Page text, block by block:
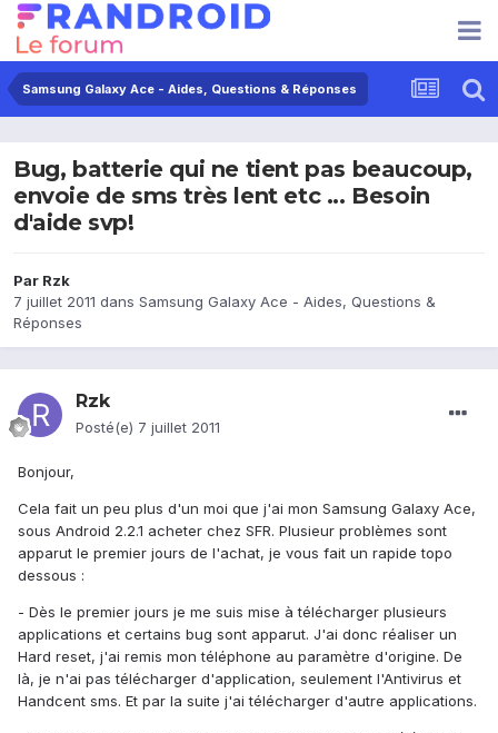
Samsung Galaxy Ace - Aides, Questions & Réponses
Bug, batterie qui ne tient pas beaucoup,
envoie de sms très lent etc ... Besoin
d'aide svp!
Par Rzk
7 juillet 2011 dans Samsung Galaxy Ace - Aides, Questions &
Réponses
Rzk
Posté(e) 7 juillet 2011
Bonjour,
Cela fait un peu plus d'un moi que j'ai mon Samsung Galaxy Ace,
sous Android 2.2.1 acheter chez SFR. Plusieur problèmes sont
apparut le premier jours de l'achat, je vous fait un rapide topo
dessous :
- Dès le premier jours je me suis mise à télécharger plusieurs
applications et certains bug sont apparut. J'ai donc réaliser un
Hard reset, j'ai remis mon téléphone au paramètre d'origine. De
là, je n'ai pas télécharger d'application, seulement l'Antivirus et
Handcent sms. Et par la suite j'ai télécharger d'autre applications.